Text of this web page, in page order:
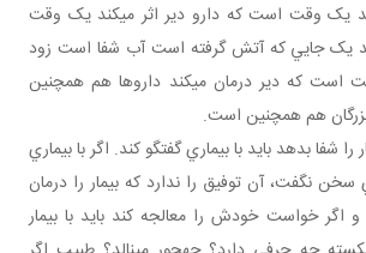
يک وقت است که دارو دير اثر مي کند يک وقت
يک جايي که آتش گرفته است آب شفا است زود
است که دير درمان مي کند داروها هم همچنين
هم همچنين است.
شفا بدهد بايد با بيماري گفتگو کند. اگر با بيماري
سخن نگفت، آن توفيق را ندارد که بيمار را درمان
اگر خواست خودش را معالجه کند بايد با بيمار